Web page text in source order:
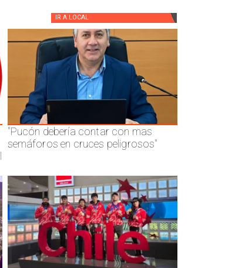
IR A LOCAL
"Pucón debería contar con mas
semáforos en cruces peligrosos"